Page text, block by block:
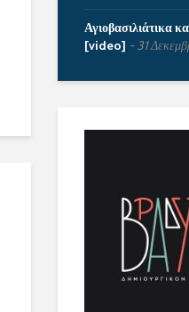
Αγιοβασιλιάτικα
[video]
31